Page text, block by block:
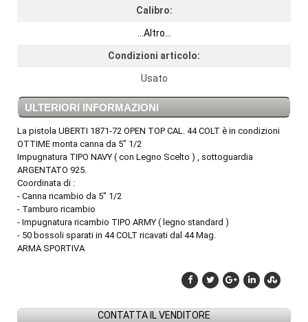
Calibro:
...Altro...
Condizioni articolo:
Usato
ULTERIORI INFORMAZIONI
La pistola UBERTI 1871-72 OPEN TOP CAL. 44 COLT è in condizioni
OTTIME monta canna da 5" 1/2
Impugnatura TIPO NAVY ( con Legno Scelto ) , sottoguardia
ARGENTATO 925.
Coordinata di :
- Canna ricambio da 5" 1/2
- Tamburo ricambio
- Impugnatura ricambio TIPO ARMY ( legno standard )
- 50 bossoli sparati in 44 COLT ricavati dal 44 Mag.
ARMA SPORTIVA
CONTATTA IL VENDITORE